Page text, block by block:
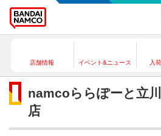
店舗情報 イベント&ニュース 入
namcoららぽーと立
店